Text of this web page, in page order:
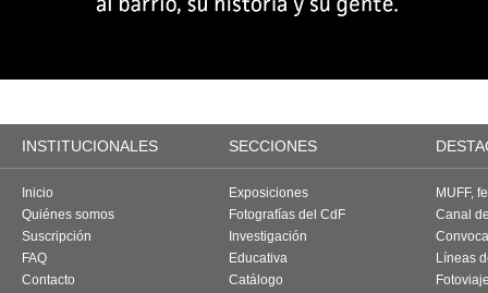
INSTITUCIONALES SECCIONES
Inicio
Quiénes somos
Suscripción
FAQ
Contacto
Exposiciones
Fotografías del CdF
Investigación
Educativa
Catálogo
MUFF,
Canal
Líneas